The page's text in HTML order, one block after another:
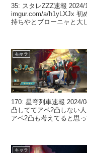
35: スタレZZZ速報
imgur.com/a/h1yLXJx 初
持ちやとブローニャと大
キャラ
170: 星穹列車速報 2024/
凸しててアベ2凸しない
アベ2凸も考えてると思
キャラ